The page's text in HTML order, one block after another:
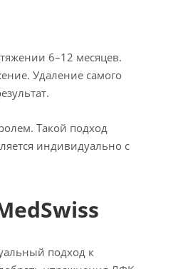
6–12 месяцев.
Удаление самого
Такой подход
индивидуально с
подход к